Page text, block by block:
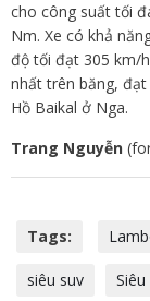
cho công suất tối
Nm. Xe có khả
độ tối đạt 305 km/
nhất trên băng,
Hồ Baikal ở Nga.
Trang Nguyễn
Tags:
siêu suv Siêu